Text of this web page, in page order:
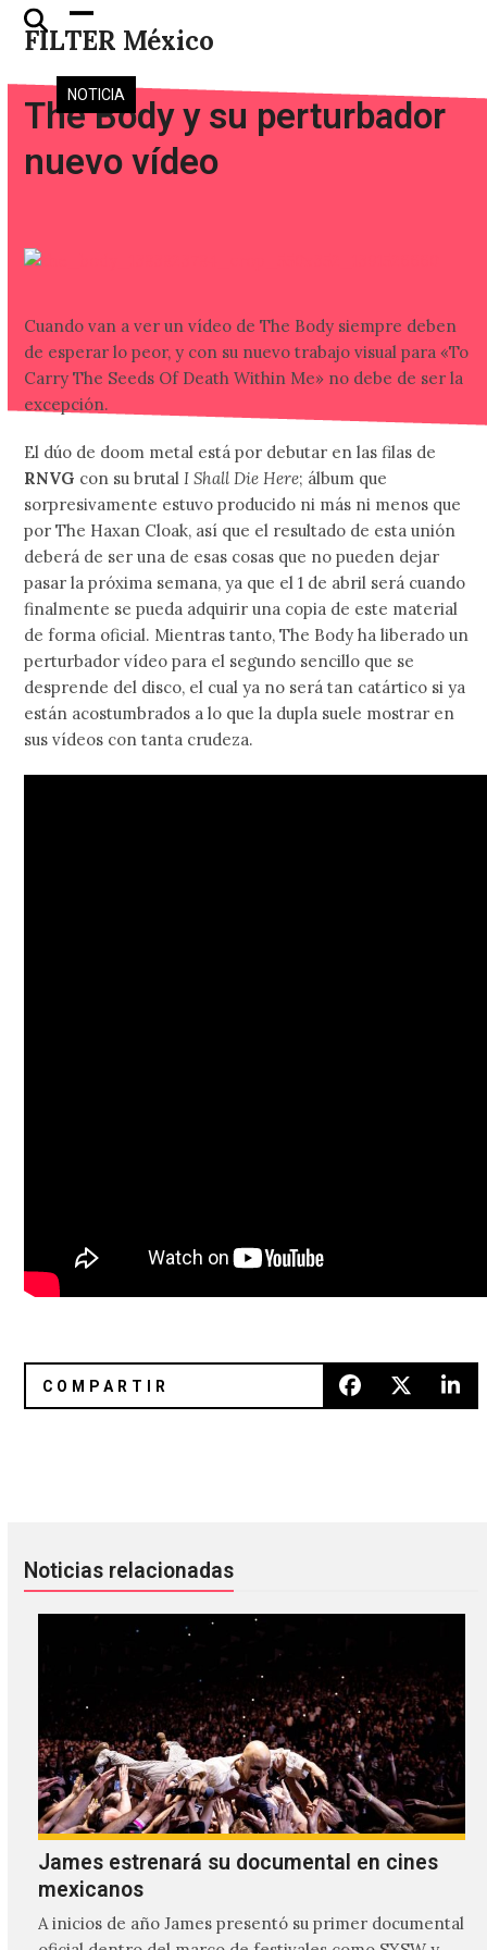
Skip
FILTER México
Open
mobile
menu
Close
mobile
menu
NOTICIA
The Body y su perturbador
nuevo vídeo
Cuando van a ver un vídeo de The Body siempre deben
de esperar lo peor, y con su nuevo trabajo visual para «To
Carry The Seeds Of Death Within Me» no debe de ser la
excepción.
El dúo de doom metal está por debutar en las filas de
RNVG con su brutalI Shall Die Here; álbum que
sorpresivamente estuvo producido ni más ni menos que
por The Haxan Cloak, así que el resultado de esta unión
deberá de ser una de esas cosas que no pueden dejar
pasar la próxima semana, ya que el 1 de abril será cuando
finalmente se pueda adquirir una copia de este material
de forma oficial. Mientras tanto, The Body ha liberado un
perturbador vídeo para el segundo sencillo que se
desprende del disco, el cual ya no será tan catártico si ya
están acostumbrados a lo que la dupla suele mostrar en
sus vídeos con tanta crudeza.
Noticias relacionadas
James estrenará su documental en cines
mexicanos
A inicios de año James presentó su primer documental